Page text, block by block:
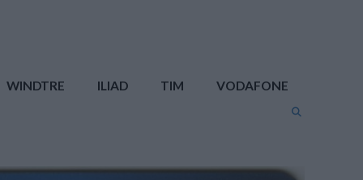
WINDTRE ILIAD TIM VODAFONE